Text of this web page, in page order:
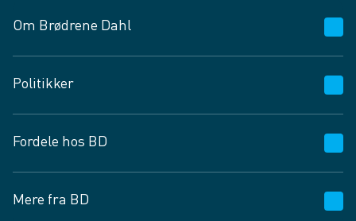
Om Brødrene Dahl
Vagttelefon 30 10 89 89
Spørgsmål og svar
Job og karriere
Fødevarekontrolrapport
Politikker
Privatlivspolitik
Cookies
Vilkår og betingelser
Fordele hos BD
BD app
Mere fra BD